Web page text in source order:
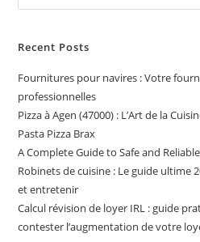
Recent Posts
Fournitures pour navires : Votre
professionnelles
Pizza à Agen (47000) : L’Art de la
Pasta Pizza Brax
A Complete Guide to Safe and
Robinets de cuisine : Le guide ultime
et entretenir
Calcul révision de loyer IRL : guide
contester l’augmentation de votre